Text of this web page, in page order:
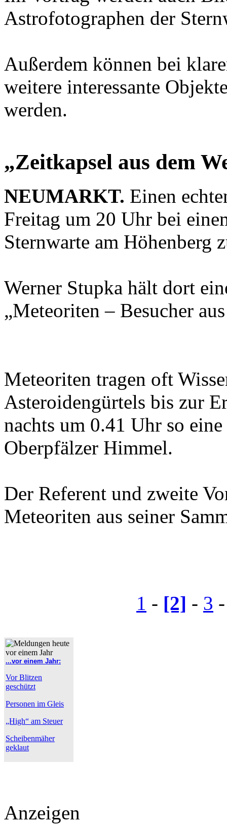
Astrofotographen der
Außerdem können bei
weitere interessante
werden.
„Zeitkapsel aus dem
NEUMARKT. Einen
Freitag um 20 Uhr bei
Sternwarte am Höhenberg
Werner Stupka hält dort
„Meteoriten – Besucher
Meteoriten tragen oft
Asteroidengürtels bis zur
nachts um 0.41 Uhr so
Oberpfälzer Himmel.
Der Referent und zweite
Meteoriten aus seiner
1 - [2] - 3
...vor einem Jahr:
Vor Blitzen
geschützt
Personen im Gleis
„High“ am Steuer
Scheibenmäher
geklaut
Anzeigen